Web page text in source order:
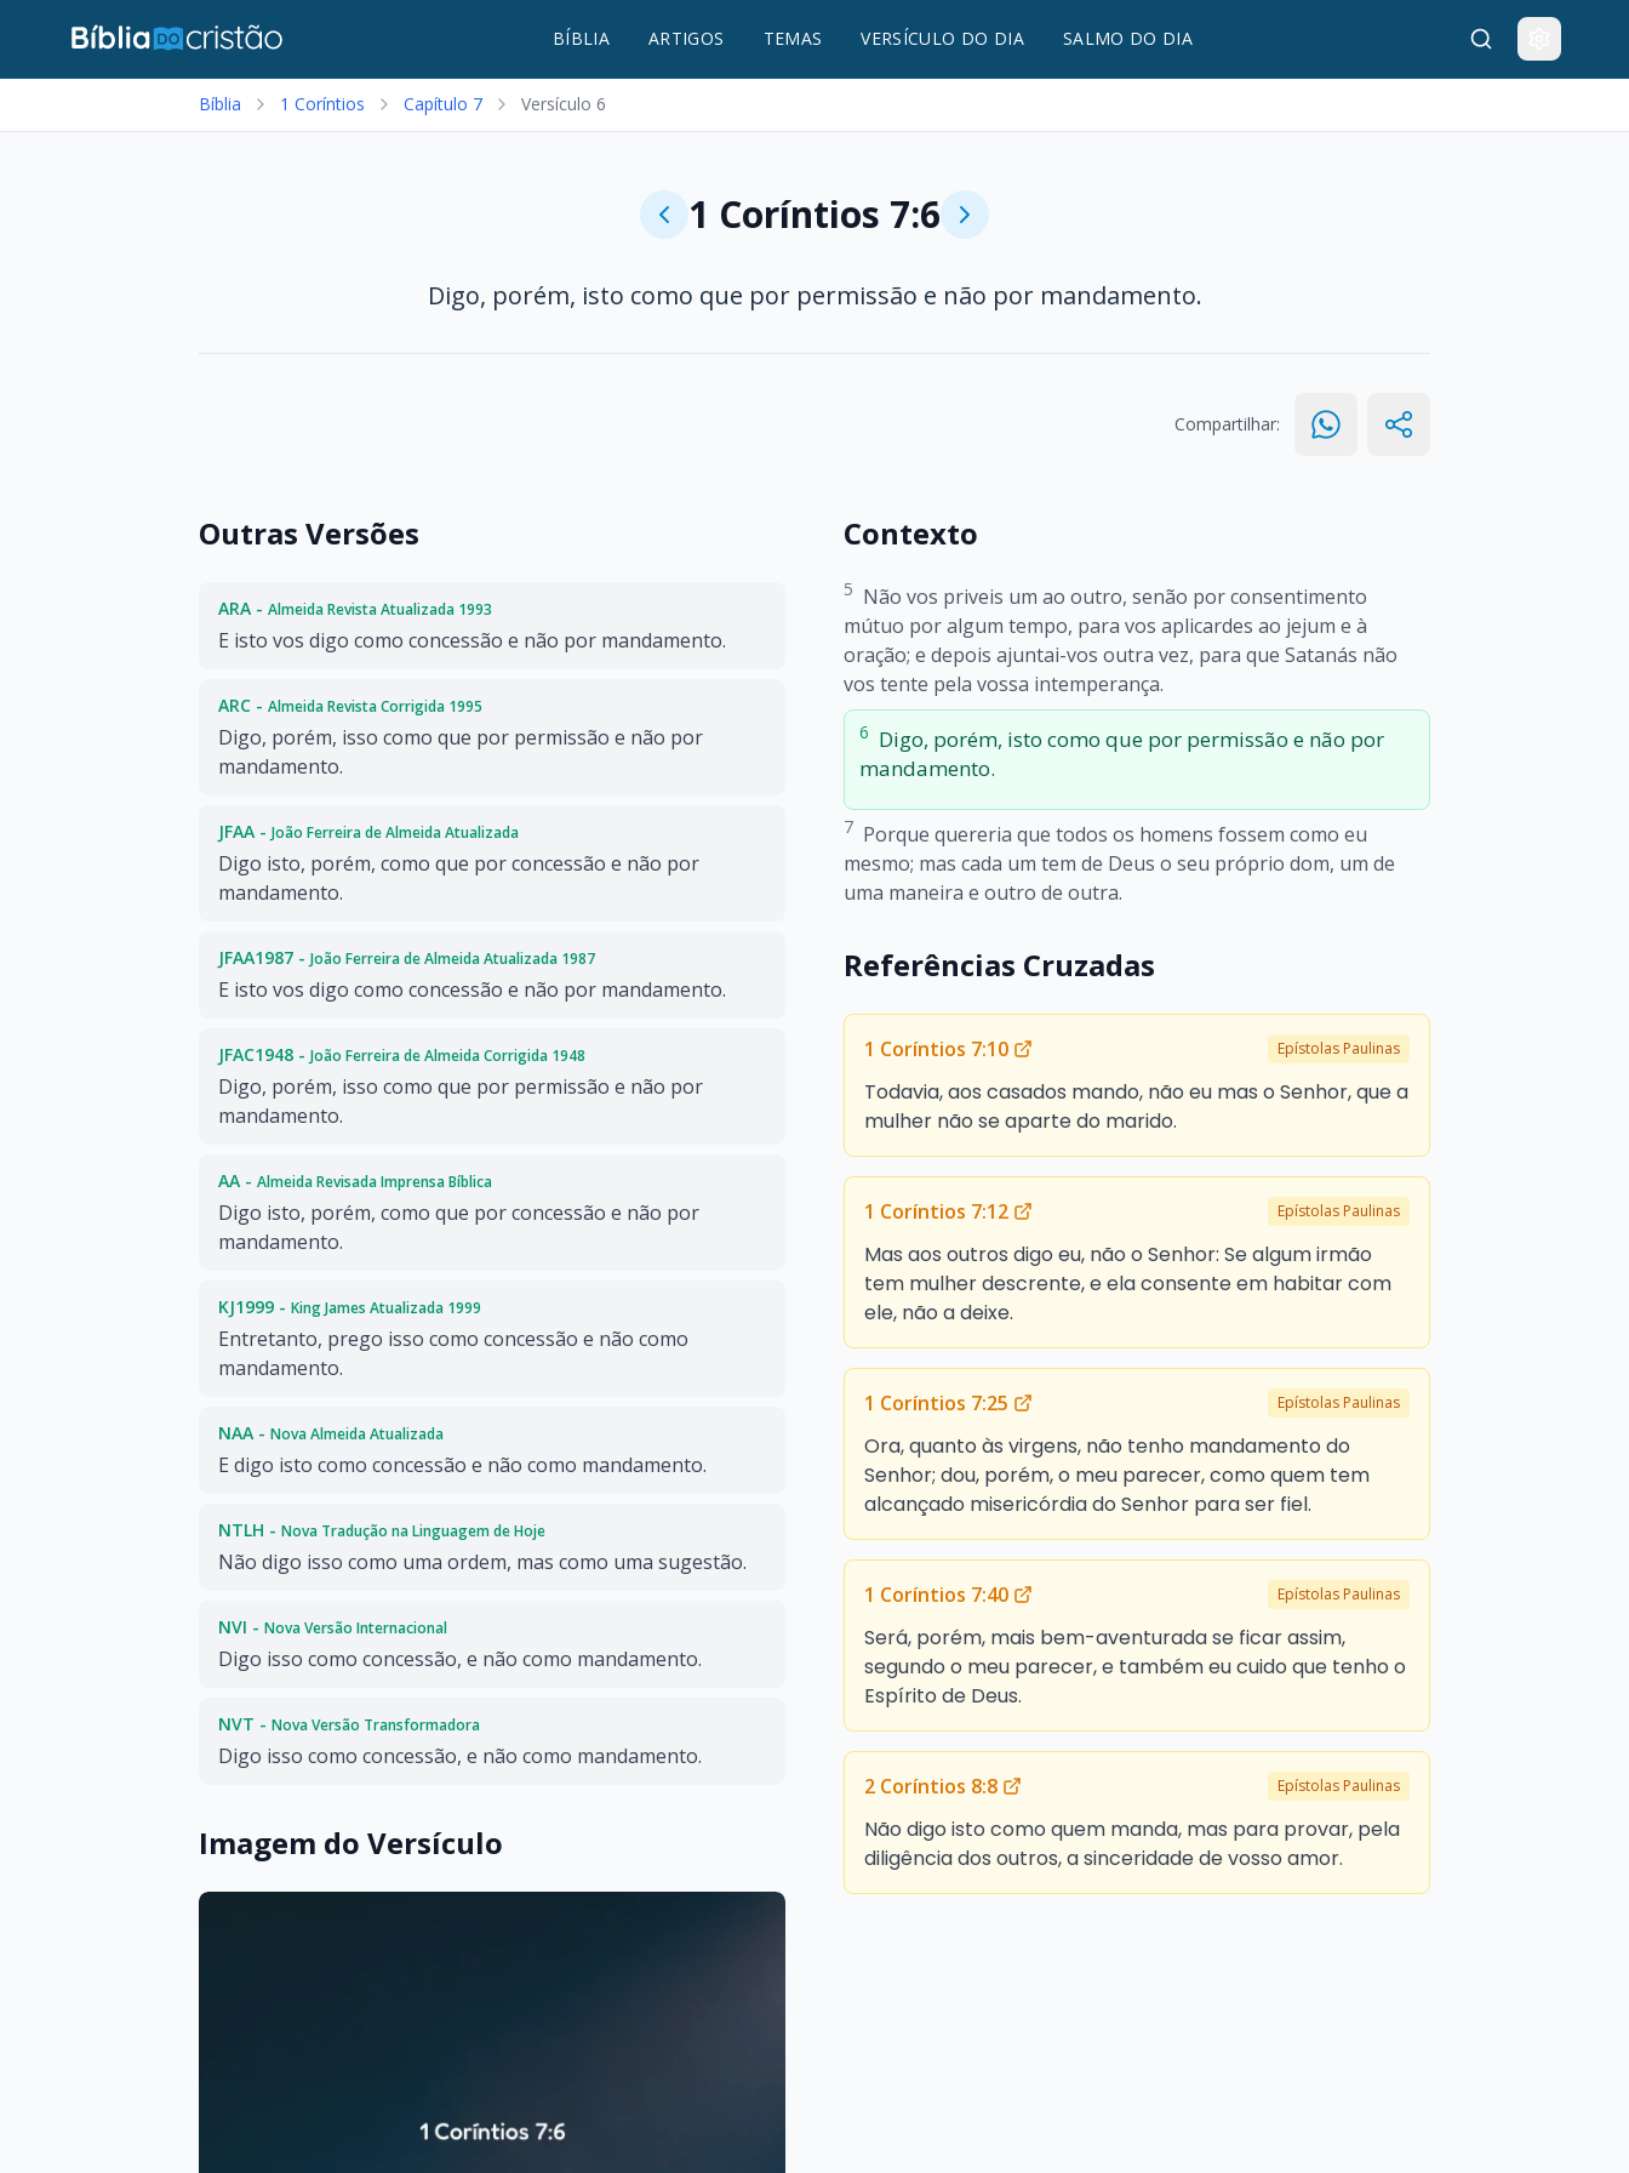
BÍBLIA ARTIGOS TEMAS VERSÍCULO DO DIA SALMO DO DIA
Bíblia 1 Coríntios Capítulo 7 Versículo 6
1 Coríntios 7:6
Digo, porém, isto como que por permissão e não por mandamento.
Compartilhar:
Outras Versões
ARA - Almeida Revista Atualizada 1993
E isto vos digo como concessão e não por mandamento.
ARC - Almeida Revista Corrigida 1995
Digo, porém, isso como que por permissão e não por
mandamento.
JFAA - João Ferreira de Almeida Atualizada
Digo isto, porém, como que por concessão e não por
mandamento.
JFAA1987 - João Ferreira de Almeida Atualizada 1987
E isto vos digo como concessão e não por mandamento.
JFAC1948 - João Ferreira de Almeida Corrigida 1948
Digo, porém, isso como que por permissão e não por
mandamento.
AA - Almeida Revisada Imprensa Bíblica
Digo isto, porém, como que por concessão e não por
mandamento.
KJ1999 - King James Atualizada 1999
Entretanto, prego isso como concessão e não como
mandamento.
NAA - Nova Almeida Atualizada
E digo isto como concessão e não como mandamento.
NTLH - Nova Tradução na Linguagem de Hoje
Não digo isso como uma ordem, mas como uma sugestão.
NVI - Nova Versão Internacional
Digo isso como concessão, e não como mandamento.
NVT - Nova Versão Transformadora
Digo isso como concessão, e não como mandamento.
Imagem do Versículo
Contexto
5 Não vos priveis um ao outro, senão por consentimento
mútuo por algum tempo, para vos aplicardes ao jejum e à
oração; e depois ajuntai-vos outra vez, para que Satanás não
vos tente pela vossa intemperança.
6 Digo, porém, isto como que por permissão e não por
mandamento.
7 Porque quereria que todos os homens fossem como eu
mesmo; mas cada um tem de Deus o seu próprio dom, um de
uma maneira e outro de outra.
Referências Cruzadas
1 Coríntios 7:10 Epístolas Paulinas
Todavia, aos casados mando, não eu mas o Senhor, que a
mulher não se aparte do marido.
1 Coríntios 7:12 Epístolas Paulinas
Mas aos outros digo eu, não o Senhor: Se algum irmão
tem mulher descrente, e ela consente em habitar com
ele, não a deixe.
1 Coríntios 7:25 Epístolas Paulinas
Ora, quanto às virgens, não tenho mandamento do
Senhor; dou, porém, o meu parecer, como quem tem
alcançado misericórdia do Senhor para ser fiel.
1 Coríntios 7:40 Epístolas Paulinas
Será, porém, mais bem-aventurada se ficar assim,
segundo o meu parecer, e também eu cuido que tenho o
Espírito de Deus.
2 Coríntios 8:8 Epístolas Paulinas
Não digo isto como quem manda, mas para provar, pela
diligência dos outros, a sinceridade de vosso amor.